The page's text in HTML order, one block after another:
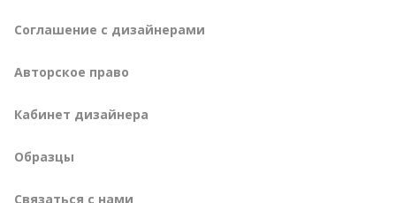
Соглашение с дизайнерами
Авторское право
Кабинет дизайнера
Образцы
Связаться с нами